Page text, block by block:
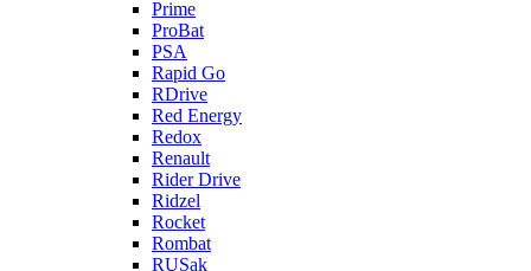
Prime
ProBat
PSA
Rapid Go
RDrive
Red Energy
Redox
Renault
Rider Drive
Ridzel
Rocket
Rombat
RUSak